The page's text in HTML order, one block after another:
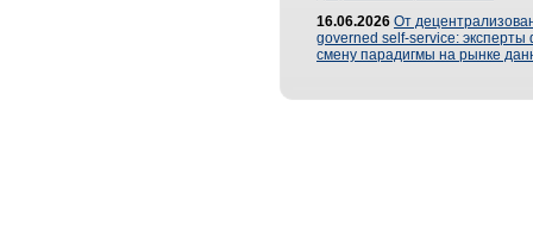
16.06.2026 От
governed self-service: эксперты
смену парадигмы на рынке